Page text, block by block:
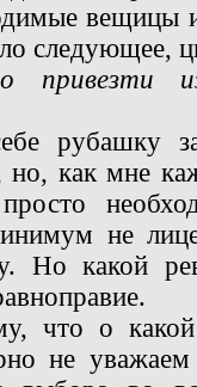
следующее,
привезти
рубашку
но, как мне
не
Но какой
что о
не